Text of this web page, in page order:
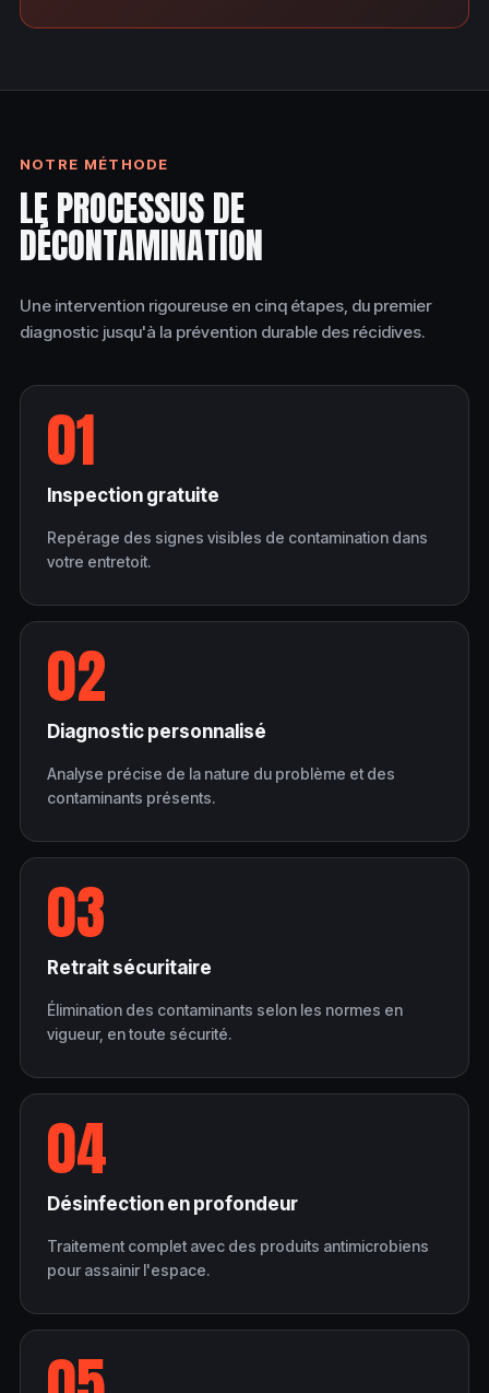
NOTRE MÉTHODE
LE PROCESSUS DE
DÉCONTAMINATION
Une intervention rigoureuse en cinq étapes, du premier
diagnostic jusqu'à la prévention durable des récidives.
01
Inspection gratuite
Repérage des signes visibles de contamination dans
votre entretoit.
02
Diagnostic personnalisé
Analyse précise de la nature du problème et des
contaminants présents.
03
Retrait sécuritaire
Élimination des contaminants selon les normes en
vigueur, en toute sécurité.
04
Désinfection en profondeur
Traitement complet avec des produits antimicrobiens
pour assainir l'espace.